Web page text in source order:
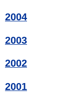
2004
2003
2002
2001